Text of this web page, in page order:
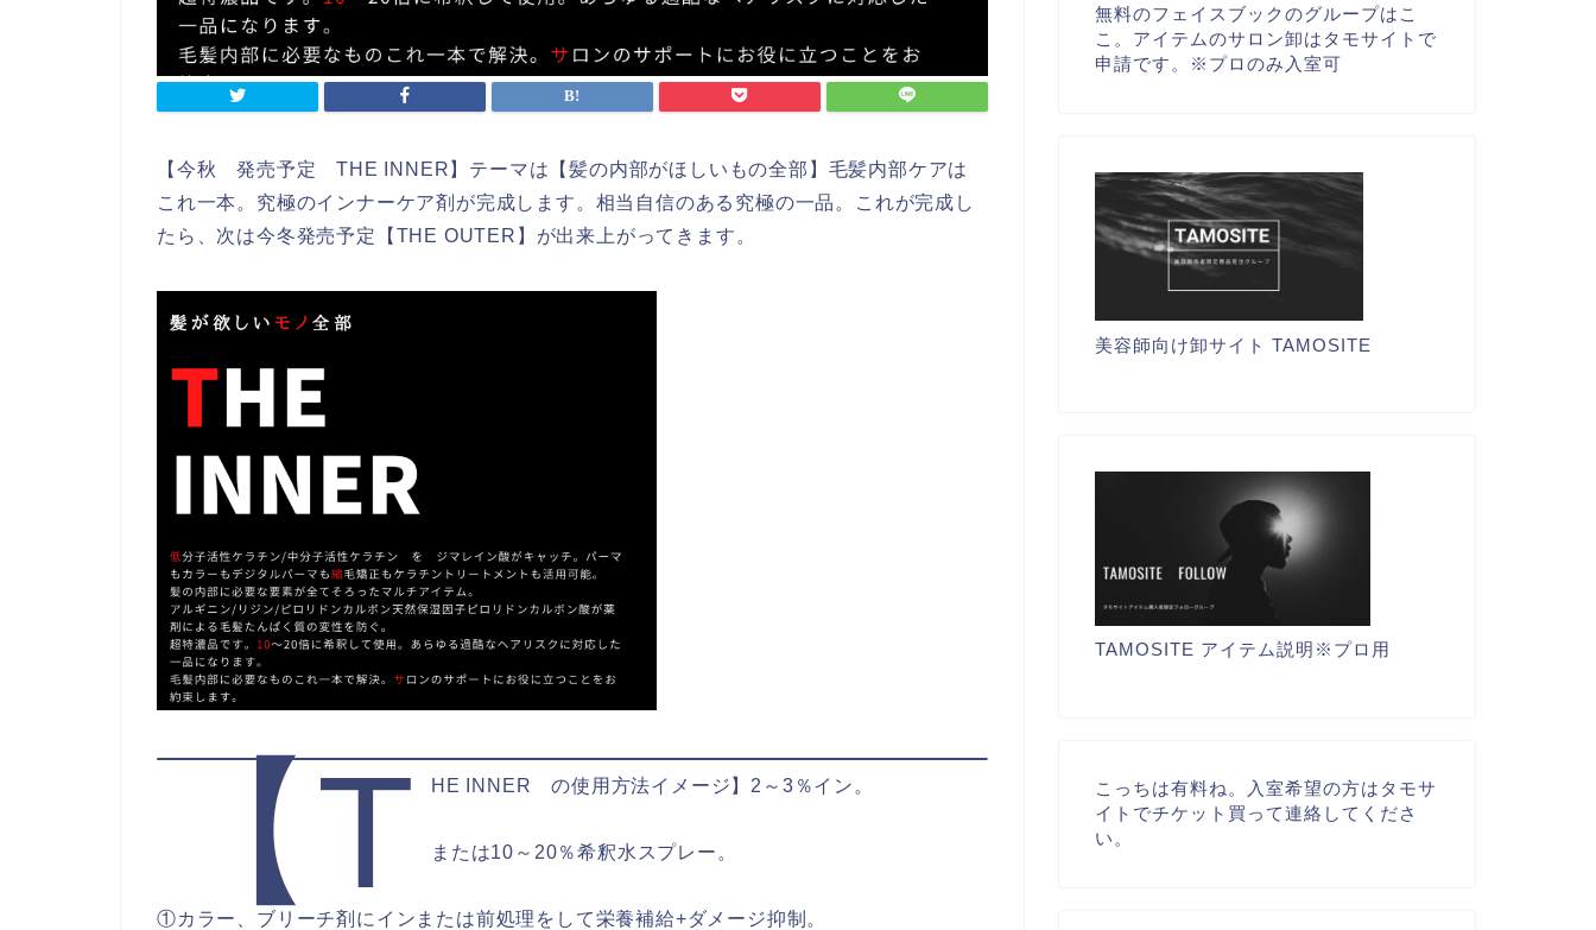
【今秋 発売予定 THE INNER】テーマは【髪の内部がほしいもの全部】毛髪内部ケアは
これ一本。究極のインナーケア剤が完成します。相当自信のある究極の一品。これが完成し
たら、次は今冬発売予定【THE OUTER】が出来上がってきます。
【T HE INNER の使用方法イメージ】2～3％イン。
または10～20％希釈水スプレー。
①カラー、ブリーチ剤にインまたは前処理をして栄養補給+ダメージ抑制。
無料のフェイスブックのグループはこ
こ。アイテムのサロン卸はタモサイトで
申請です。※プロのみ入室可
美容師向け卸サイト TAMOSITE
TAMOSITE アイテム説明※プロ用
こっちは有料ね。入室希望の方はタモサ
イトでチケット買って連絡してくださ
い。